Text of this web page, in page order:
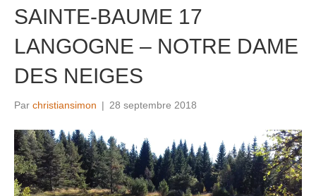
SAINTE-BAUME 17
LANGOGNE – NOTRE DAME
DES NEIGES
Par christiansimon | 28 septembre 2018